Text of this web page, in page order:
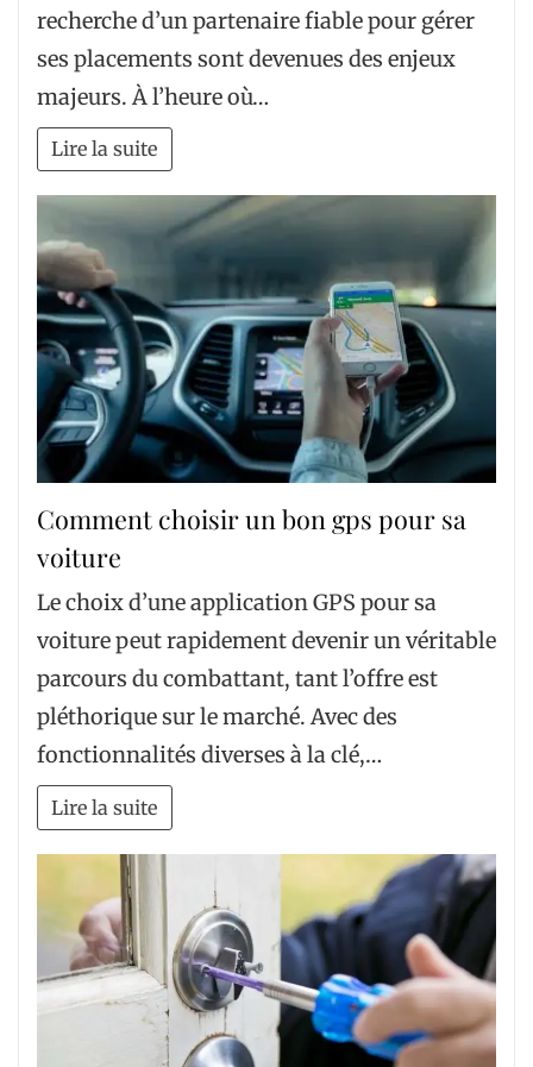
recherche d’un partenaire fiable pour gérer
ses placements sont devenues des enjeux
majeurs. À l’heure où…
Lire la suite
Comment choisir un bon gps pour sa
voiture
Le choix d’une application GPS pour sa
voiture peut rapidement devenir un véritable
parcours du combattant, tant l’offre est
pléthorique sur le marché. Avec des
fonctionnalités diverses à la clé,…
Lire la suite